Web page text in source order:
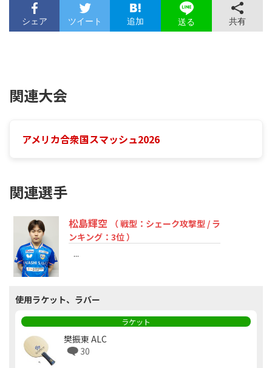
シェア ツイート 追加 送る 共有
関連大会
アメリカ合衆国スマッシュ2026
関連選手
松島輝空
（ 戦型：シェーク攻撃型 / ラ
ンキング：3位 ）
...
使用ラケット、ラバー
ラケット
樊振東 ALC
30